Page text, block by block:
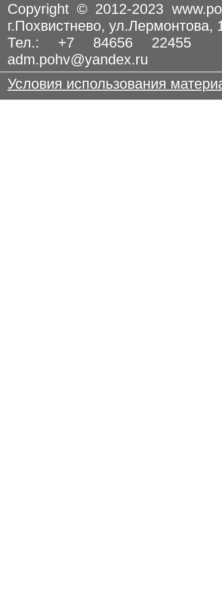
Copyright © 2012-2023
г.Похвистнево, ул.Лермонтова,
Тел.: +7 84656
adm.pohv@yandex.ru
Условия использования